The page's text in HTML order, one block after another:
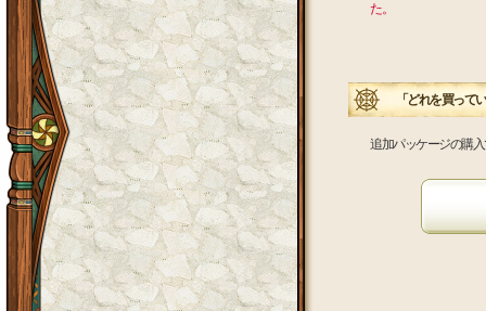
た。
「どれを買って
追加パッケージの購